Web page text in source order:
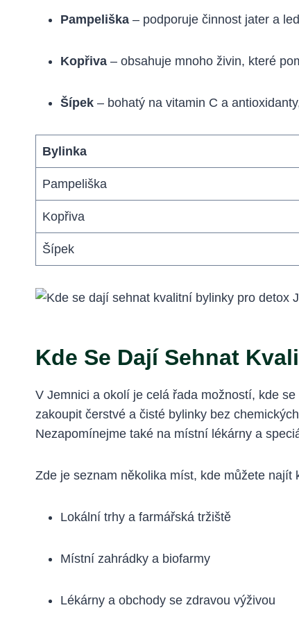
Pampeliška – podporuje činnost jater a
Kopřiva – obsahuje mnoho živin, které
Šípek – bohatý na vitamin C a
Bylinka
Pampeliška
Kopřiva
Šípek
Kde Se Dají Sehnat
V Jemnici a okolí je celá řada možností, kde
zakoupit čerstvé a čisté bylinky bez
Nezapomínejme také na místní lékárny a
Zde je seznam několika míst, kde můžete najít
Lokální trhy a farmářská tržiště
Místní zahrádky a biofarmy
Lékárny a obchody se zdravou výživou